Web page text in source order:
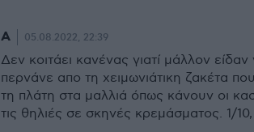
Α 05.08.2022, 22:39
Δεν κοιτάει κανένας γιατί μάλλον
περνάνε απο τη χειμωνιάτικη ζακέτα
τη πλάτη στα μαλλιά όπως κάνουν οι
τις θηλιές σε σκηνές κρεμάσματος. 1/